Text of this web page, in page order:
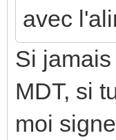
avec
Si
MDT, si
moi